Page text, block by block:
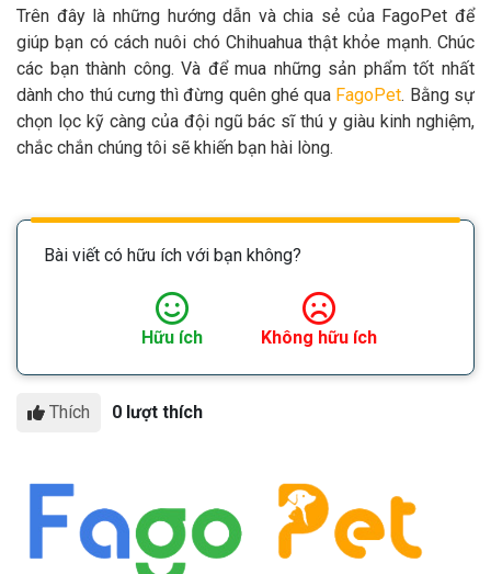
Trên đây là những hướng dẫn và chia sẻ của FagoPet để
giúp bạn có cách nuôi chó Chihuahua thật khỏe mạnh. Chúc
các bạn thành công. Và để mua những sản phẩm tốt nhất
dành cho thú cưng thì đừng quên ghé qua FagoPet. Bằng sự
chọn lọc kỹ càng của đội ngũ bác sĩ thú y giàu kinh nghiệm,
chắc chắn chúng tôi sẽ khiến bạn hài lòng.
Bài viết có hữu ích với bạn không?
Hữu ích Không hữu ích
Thích 0 lượt thích